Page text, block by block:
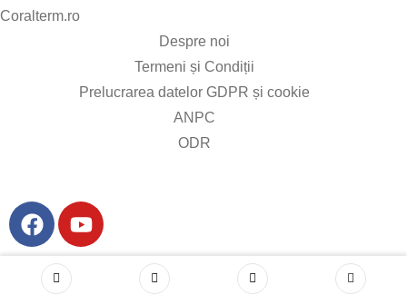
Coralterm.ro​
Despre noi
Termeni și Condiții
Prelucrarea datelor GDPR și cookie
ANPC
ODR